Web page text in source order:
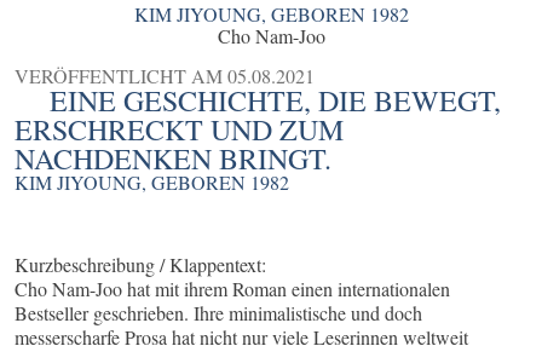
KIM JIYOUNG, GEBOREN 1982
Cho Nam-Joo
VERÖFFENTLICHT AM05.08.2021
EINE GESCHICHTE, DIE BEWEGT,
ERSCHRECKT UND ZUM
NACHDENKEN BRINGT.
KIM JIYOUNG, GEBOREN 1982
Kurzbeschreibung / Klappentext:
Cho Nam-Joo hat mit ihrem Roman einen internationalen
Bestseller geschrieben. Ihre minimalistische und doch
messerscharfe Prosa hat nicht nur viele Leserinnen weltweit